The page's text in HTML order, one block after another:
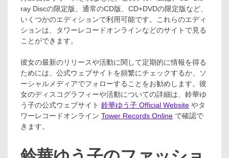
ray Discの限定版、通常のCD版、CD+DVDの限定版など、
いくつかのエディションで利用可能です。これらのエディ
ションは、タワーレコードオンラインなどのサイトで見る
ことができます。
彼女の最新のリリースや活動に関して定期的に情報を得る
ためには、公式ウェブサイトを頻繁にチェックするか、ソ
ーシャルメディアでフォローすることをお勧めします。彼
女のディスコグラフィーや活動についての詳細は、鈴華ゆ
う子の公式ウェブサイト 鈴華ゆう子 Official Website やタ
ワーレコードオンライン Tower Records Online で確認で
きます。